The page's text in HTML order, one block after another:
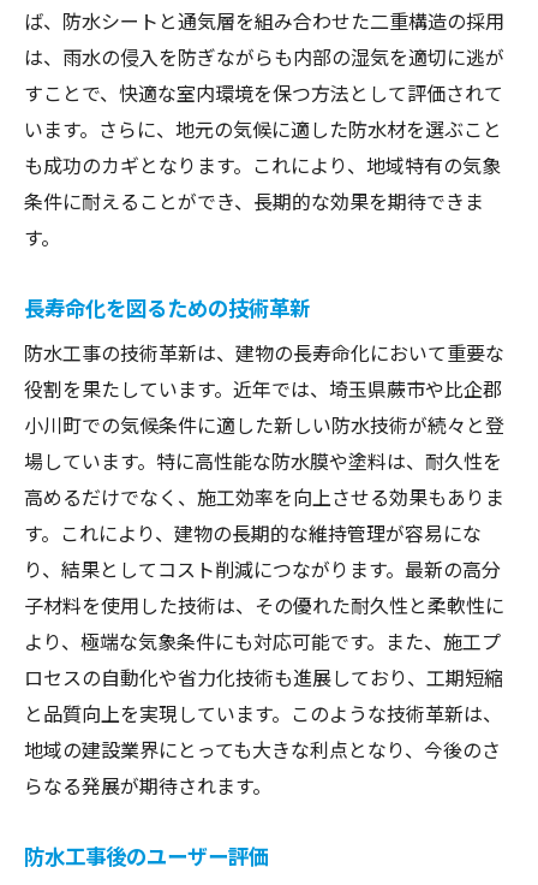
ば、防水シートと通気層を組み合わせた二重構造の採用
は、雨水の侵入を防ぎながらも内部の湿気を適切に逃が
すことで、快適な室内環境を保つ方法として評価されて
います。さらに、地元の気候に適した防水材を選ぶこと
も成功のカギとなります。これにより、地域特有の気象
条件に耐えることができ、長期的な効果を期待できま
す。
長寿命化を図るための技術革新
防水工事の技術革新は、建物の長寿命化において重要な
役割を果たしています。近年では、埼玉県蕨市や比企郡
小川町での気候条件に適した新しい防水技術が続々と登
場しています。特に高性能な防水膜や塗料は、耐久性を
高めるだけでなく、施工効率を向上させる効果もありま
す。これにより、建物の長期的な維持管理が容易にな
り、結果としてコスト削減につながります。最新の高分
子材料を使用した技術は、その優れた耐久性と柔軟性に
より、極端な気象条件にも対応可能です。また、施工プ
ロセスの自動化や省力化技術も進展しており、工期短縮
と品質向上を実現しています。このような技術革新は、
地域の建設業界にとっても大きな利点となり、今後のさ
らなる発展が期待されます。
防水工事後のユーザー評価